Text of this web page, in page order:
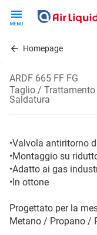
contentHomepage
ARDF 665 FF FG
Taglio /
Saldatura
•Valvola antiritorno
•Montaggio su
•Adatto ai gas
•In ottone
Progettato per la
Metano / Propano /